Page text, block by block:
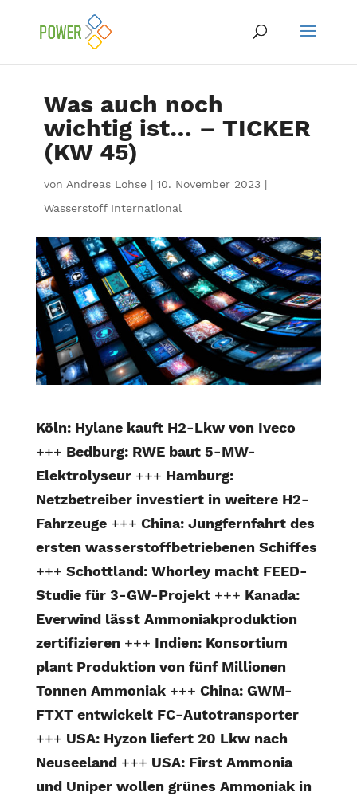
Was auch noch
wichtig ist… – TICKER
(KW 45)
von Andreas Lohse| 10. November 2023|
Wasserstoff International
Köln: Hylane kauft H2-Lkw von Iveco
+++ Bedburg: RWE baut 5-MW-
Elektrolyseur +++ Hamburg:
Netzbetreiber investiert in weitere H2-
Fahrzeuge +++ China: Jungfernfahrt des
ersten wasserstoffbetriebenen Schiffes
+++ Schottland: Whorley macht FEED-
Studie für 3-GW-Projekt +++ Kanada:
Everwind lässt Ammoniakproduktion
zertifizieren +++ Indien: Konsortium
plant Produktion von fünf Millionen
Tonnen Ammoniak +++ China: GWM-
FTXT entwickelt FC-Autotransporter
+++ USA: Hyzon liefert 20 Lkw nach
Neuseeland +++ USA: First Ammonia
und Uniper wollen grünes Ammoniak in